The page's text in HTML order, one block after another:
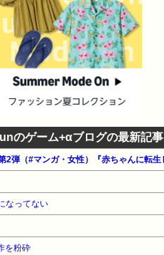
のゲーム+αブログの最新記事
なってない
を粉砕